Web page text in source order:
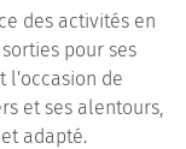
des activités en
pour ses
l'occasion de
et ses alentours,
adapté.